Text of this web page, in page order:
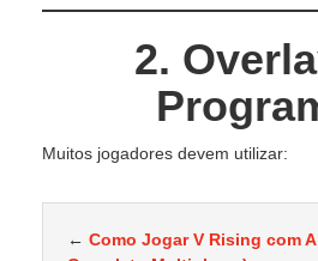
2.
Muitos jogadores devem utilizar:
← Como Jogar V Rising com